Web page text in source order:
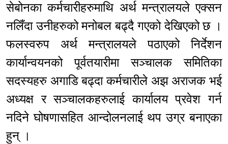
सेबोनका कर्मचारीहरुमाथि अर्थ मन्त्रालयले एक्सन
नलिँदा उनीहरुको मनोबल बढ्दै गएको देखिएको छ ।
फलस्वरुप अर्थ मन्त्रालयले पठाएको निर्देशन
कार्यान्वयनको पूर्वतयारीमा सञ्चालक समितिका
सदस्यहरु अगाडि बढ्दा कर्मचारीले अझ अराजक भई
अध्यक्ष र सञ्चालकहरुलाई कार्यालय प्रवेश गर्न
नदिने घोषणासहित आन्दोलनलाई थप उग्र बनाएका
हुन् ।